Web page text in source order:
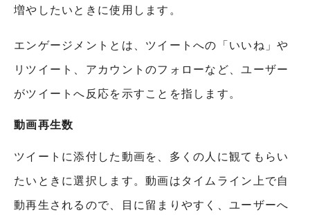
増やしたいときに使用します。
エンゲージメントとは、ツイートへの「いいね」や
リツイート、アカウントのフォローなど、ユーザー
がツイートへ反応を示すことを指します。
動画再生数
ツイートに添付した動画を、多くの人に観てもらい
たいときに選択します。動画はタイムライン上で自
動再生されるので、目に留まりやすく、ユーザーへ